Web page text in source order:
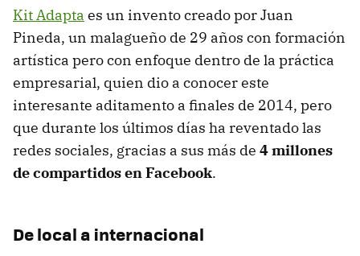
Kit Adapta es un invento creado por Juan
Pineda, un malagueño de 29 años con formación
artística pero con enfoque dentro de la práctica
empresarial, quien dio a conocer este
interesante aditamento a finales de 2014, pero
que durante los últimos días ha reventado las
redes sociales, gracias a sus más de 4 millones
de compartidos en Facebook.
De local a internacional